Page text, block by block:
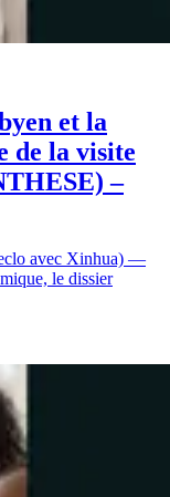
et la
de la visite
–
avec Xinhua) —
le dissier